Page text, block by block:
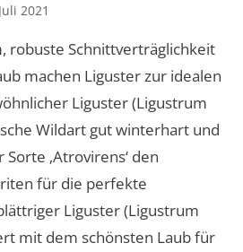
2021
robuste Schnittverträglichkeit
machen Liguster zur idealen
Liguster (Ligustrum
Wildart gut winterhart und
‚Atrovirens‘ den
für die perfekte
Liguster (Ligustrum
mit dem schönsten Laub für